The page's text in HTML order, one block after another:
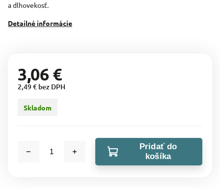
a dlhovekosť.
Detailné informácie
3,06 €
2,49 € bez DPH
Skladom
Pridať do
košíka